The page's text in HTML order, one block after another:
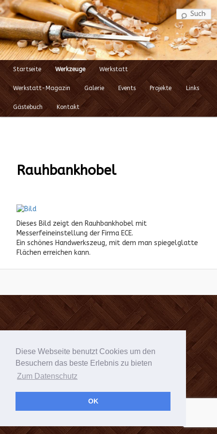
Diese Webseite benutzt Cookies um den
Besuchern das beste Erlebnis zu bieten
Zum Datenschutz
OK
Hauptmenü
Zum
Inhalt
wechseln
Startseite Werkzeuge Werkstatt
Werkstatt-Magazin Galerie Events Projekte Links
Gästebuch Kontakt
Rauhbankhobel
Dieses Bild zeigt den Rauhbankhobel mit
Messerfeineinstellung der Firma ECE.
Ein schönes Handwerkszeug, mit dem man spiegelglatte
Flächen erreichen kann.